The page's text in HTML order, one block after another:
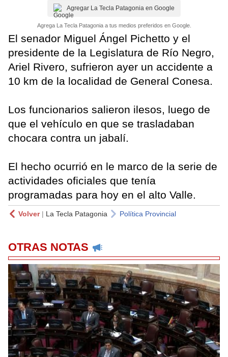
Agregar La Tecla Patagonia en Google
Agrega La Tecla Patagonia a tus medios preferidos en Google.
El senador Miguel Ángel Pichetto y el
presidente de la Legislatura de Río Negro,
Ariel Rivero, sufrieron ayer un accidente a
10 km de la localidad de General Conesa.
Los funcionarios salieron ilesos, luego de
que el vehículo en que se trasladaban
chocara contra un jabalí.
El hecho ocurrió en le marco de la serie de
actividades oficiales que tenía
programadas para hoy en el alto Valle.
Volver| La Tecla Patagonia Política Provincial
OTRAS NOTAS